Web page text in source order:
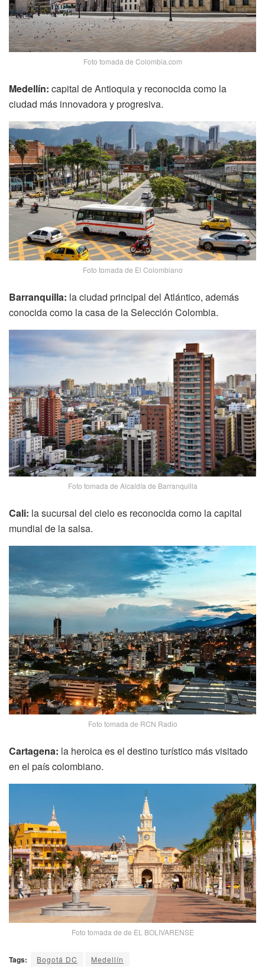
Foto tomada de Colombia.com
Medellín: capital de Antioquia y reconocida como la
ciudad más innovadora y progresiva.
Foto tomada de El Colombiano
Barranquilla: la ciudad principal del Atlántico, además
conocida como la casa de la Selección Colombia.
Foto tomada de Alcaldía de Barranquilla
Cali: la sucursal del cielo es reconocida como la capital
mundial de la salsa.
Foto tomada de RCN Radio
Cartagena: la heroica es el destino turístico más visitado
en el país colombiano.
Foto tomada de de EL BOLIVARENSE
Tags: Bogotá DC Medellín